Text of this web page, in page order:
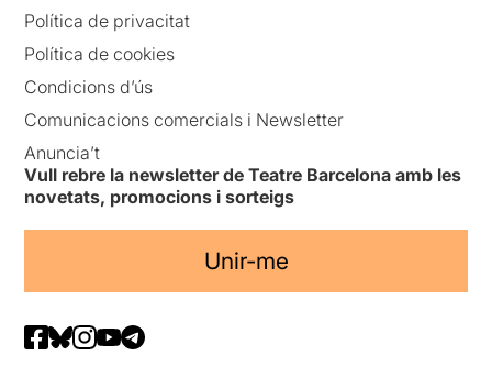
Política de privacitat
Política de cookies
Condicions d’ús
Comunicacions comercials i Newsletter
Anuncia’t
Vull rebre la newsletter de Teatre Barcelona amb les
novetats, promocions i sorteigs
Unir-me